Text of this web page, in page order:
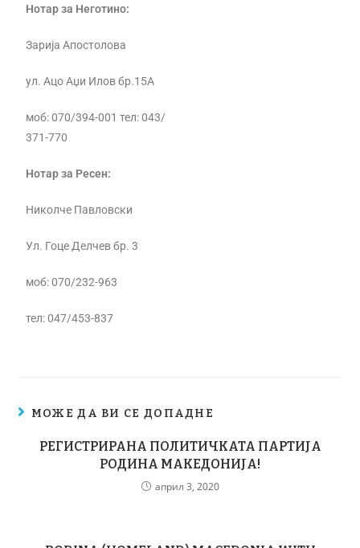
Нотар за Неготино:
Зарија Апостолова
ул. Ацо Аџи Илов бр.15А
моб: 070/394-001 тел: 043/
371-770
Нотар за Ресен:
Николче Павловски
Ул. Гоце Делчев бр. 3
моб: 070/232-963
тел: 047/453-837
МОЖЕ ДА ВИ СЕ ДОПАДНЕ
РЕГИСТРИРАНА ПОЛИТИЧКАТА ПАРТИЈА
РОДИНА МАКЕДОНИЈА!
април 3, 2020